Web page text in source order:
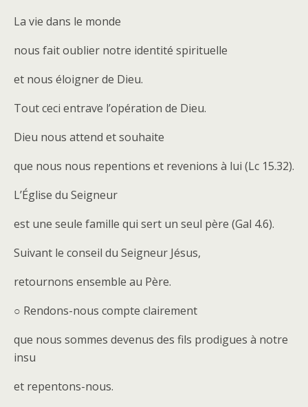
La vie dans le monde
nous fait oublier notre identité spirituelle
et nous éloigner de Dieu.
Tout ceci entrave l’opération de Dieu.
Dieu nous attend et souhaite
que nous nous repentions et revenions à lui (Lc 15.32).
L’Église du Seigneur
est une seule famille qui sert un seul père (Gal 4.6).
Suivant le conseil du Seigneur Jésus,
retournons ensemble au Père.
○ Rendons-nous compte clairement
que nous sommes devenus des fils prodigues à notre
insu
et repentons-nous.